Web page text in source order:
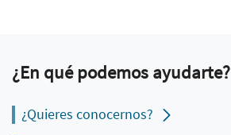
¿En qué podemos ayudarte?
¿Quieres conocernos?